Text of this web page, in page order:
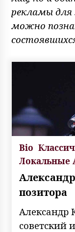
рекламы
можно
Bio
Локальные
позитора
Александр
советский